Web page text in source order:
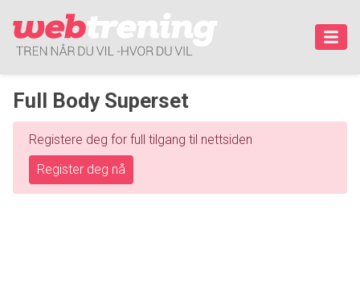
Full Body Superset
Registere deg for full tilgang til nettsiden
Register deg nå